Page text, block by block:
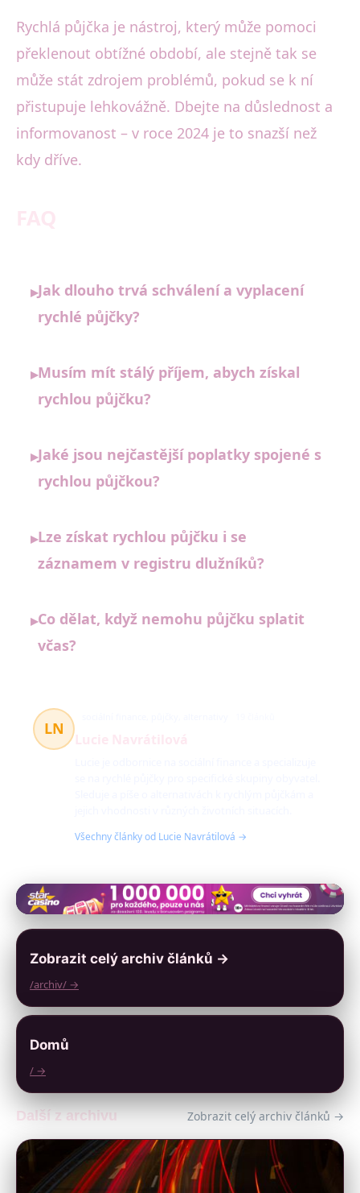
Rychlá půjčka je nástroj, který může pomoci
překlenout obtížné období, ale stejně tak se
může stát zdrojem problémů, pokud se k ní
přistupuje lehkovážně. Dbejte na důslednost a
informovanost – v roce 2024 je to snazší než
kdy dříve.
▸Jak dlouho trvá schválení a vyplacení
rychlé půjčky?
▸Musím mít stálý příjem, abych získal
rychlou půjčku?
▸Jaké jsou nejčastější poplatky spojené s
rychlou půjčkou?
▸Lze získat rychlou půjčku i se
záznamem v registru dlužníků?
▸Co dělat, když nemohu půjčku splatit
včas?
LN
Všechny články od Lucie Navrátilová →
Zobrazit celý archiv článků →
/archiv/ →
Domů
/ →
Další z archivu Zobrazit celý archiv článků →